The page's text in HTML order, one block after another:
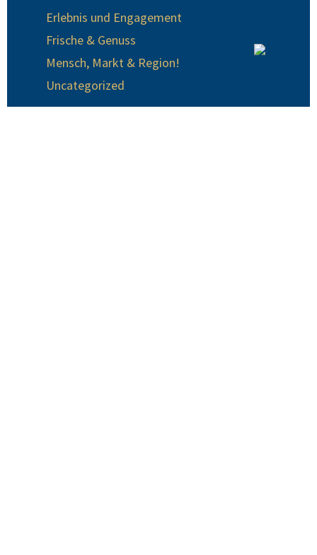
Erlebnis und Engagement
Frische & Genuss
Mensch, Markt & Region!
Uncategorized